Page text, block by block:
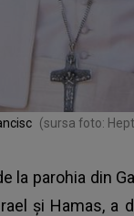
(sursa foto:
la parohia din
şi Hamas, a